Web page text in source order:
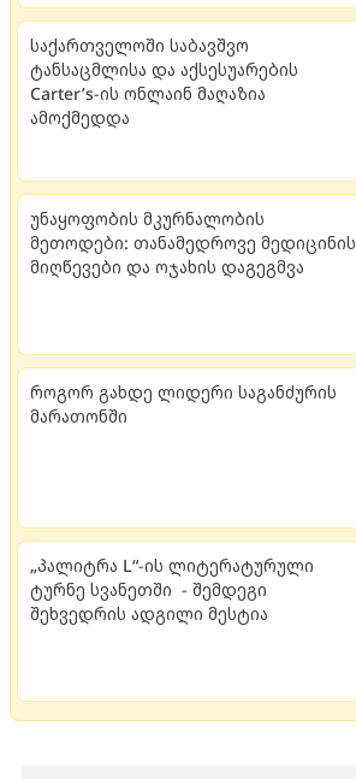
საქართველოში საბავშვო
ტანსაცმლისა და აქსესუარების
Carter’s-ის ონლაინ მაღაზია
ამოქმედდა
უნაყოფობის მკურნალობის
მეთოდები: თანამედროვე მედიცინის
მიღწევები და ოჯახის დაგეგმვა
როგორ გახდე ლიდერი საგანძურის
მარათონში
„პალიტრა L“-ის ლიტერატურული
ტურნე სვანეთში - შემდეგი
შეხვედრის ადგილი მესტია